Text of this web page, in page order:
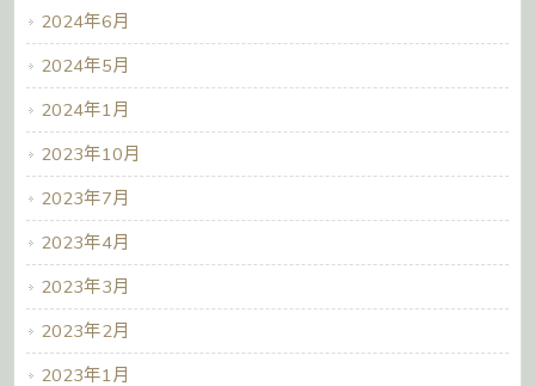
2024年6月
2024年5月
2024年1月
2023年10月
2023年7月
2023年4月
2023年3月
2023年2月
2023年1月